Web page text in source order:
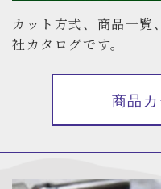
カット方式、商品一覧
社カタログです。
商品